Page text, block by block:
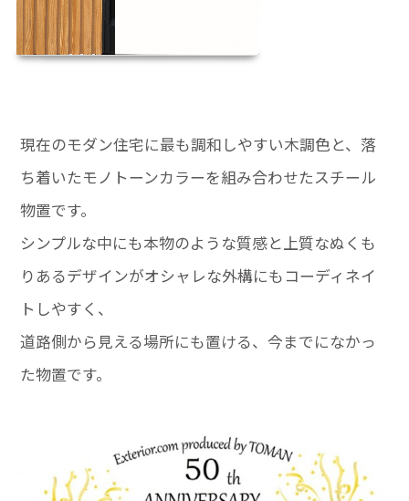
現在のモダン住宅に最も調和しやすい木調色と、落
ち着いたモノトーンカラーを組み合わせたスチール
物置です。
シンプルな中にも本物のような質感と上質なぬくも
りあるデザインがオシャレな外構にもコーディネイ
トしやすく、
道路側から見える場所にも置ける、今までになかっ
た物置です。